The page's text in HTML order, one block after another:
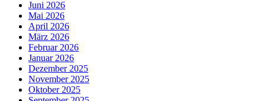
Juni 2026
Mai 2026
April 2026
März 2026
Februar 2026
Januar 2026
Dezember 2025
November 2025
Oktober 2025